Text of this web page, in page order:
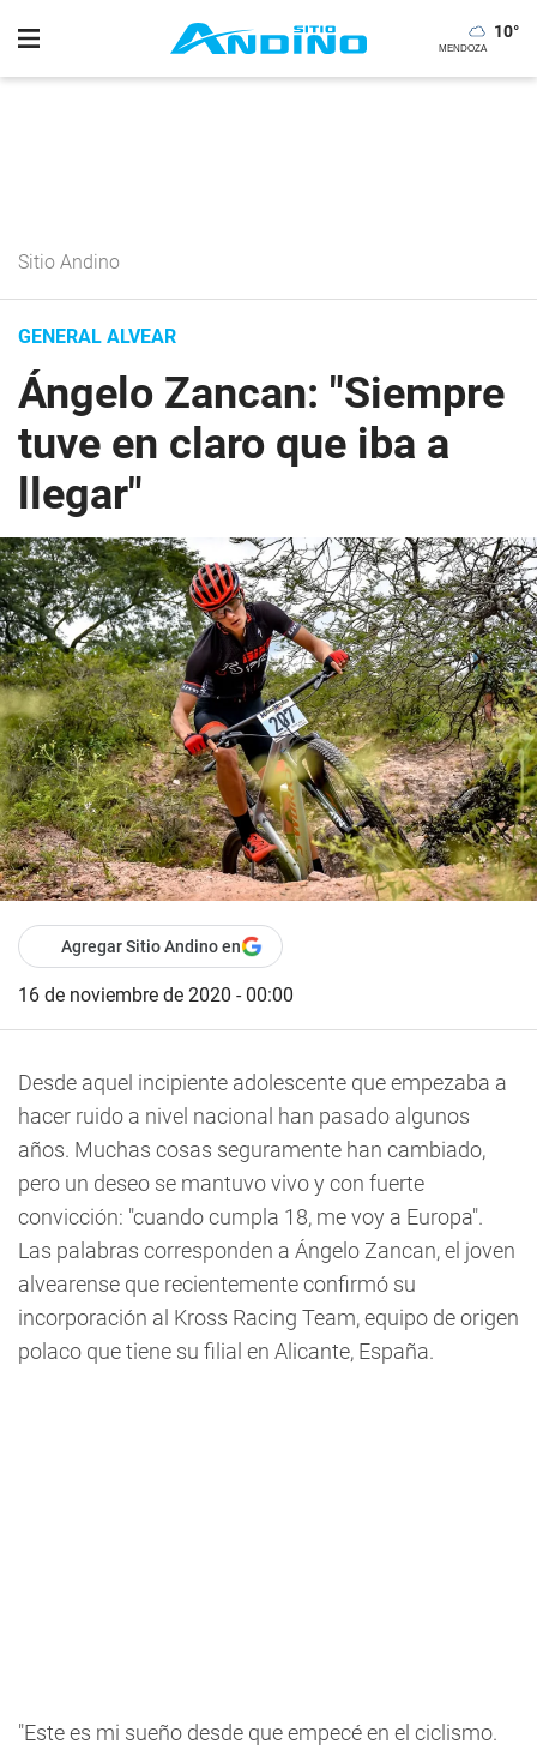
10°
Sitio Andino
GENERAL ALVEAR
Ángelo Zancan: "Siempre
tuve en claro que iba a
llegar"
Agregar Sitio Andino en
16 de noviembre de 2020 - 00:00
Desde aquel incipiente adolescente que empezaba a
hacer ruido a nivel nacional han pasado algunos
años. Muchas cosas seguramente han cambiado,
pero un deseo se mantuvo vivo y con fuerte
convicción: "cuando cumpla 18, me voy a Europa".
Las palabras corresponden a Ángelo Zancan, el joven
alvearense que recientemente confirmó su
incorporación al Kross Racing Team, equipo de origen
polaco que tiene su filial en Alicante, España.
"Este es mi sueño desde que empecé en el ciclismo.